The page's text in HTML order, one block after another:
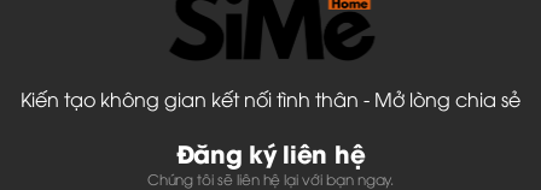
Kiến tạo không gian kết nối tình thân - Mở lòng chia sẻ
Đăng ký liên hệ
Chúng tôi sẽ liên hệ lại với bạn ngay.